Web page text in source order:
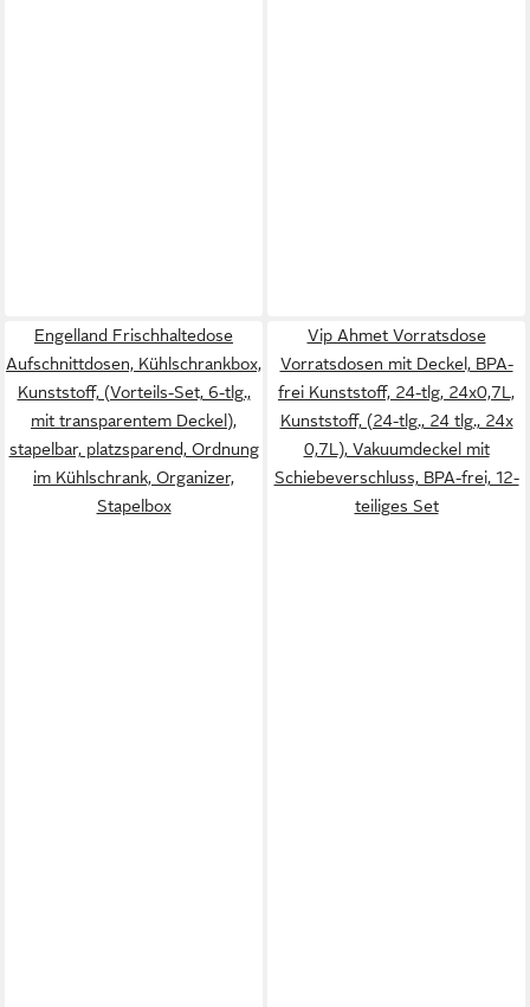
Engelland Frischhaltedose
Aufschnittdosen, Kühlschrankbox,
Kunststoff, (Vorteils-Set, 6-tlg.,
mit transparentem Deckel),
stapelbar, platzsparend, Ordnung
im Kühlschrank, Organizer,
Stapelbox
Vip Ahmet Vorratsdose
Vorratsdosen mit Deckel, BPA-
frei Kunststoff, 24-tlg, 24x0,7L,
Kunststoff, (24-tlg., 24 tlg., 24x
0,7L), Vakuumdeckel mit
Schiebeverschluss, BPA-frei, 12-
teiliges Set